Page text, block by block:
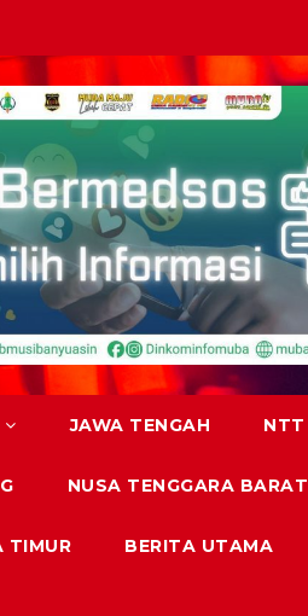
JAWA TENGAH NTT
NUSA TENGGARA BARAT
TIMUR BERITA UTAMA